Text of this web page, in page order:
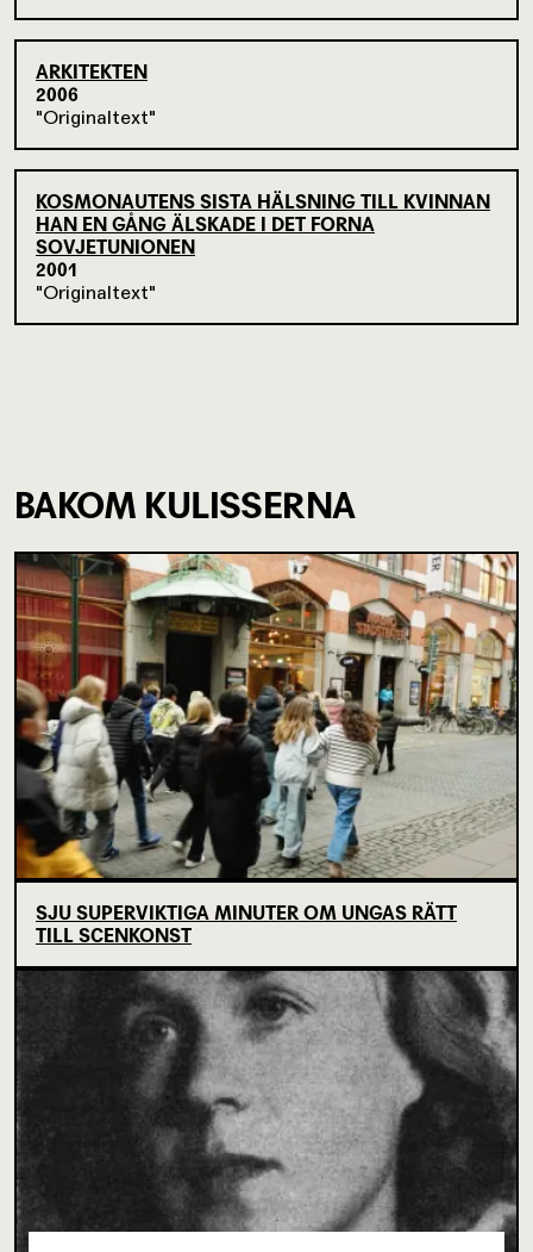
ARKITEKTEN
2006
Originaltext
KOSMONAUTENS SISTA HÄLSNING TILL KVINNAN
HAN EN GÅNG ÄLSKADE I DET FORNA
SOVJETUNIONEN
2001
Originaltext
BAKOM KULISSERNA
SJU SUPERVIKTIGA MINUTER OM UNGAS RÄTT
TILL SCENKONST